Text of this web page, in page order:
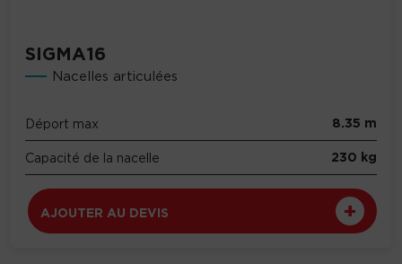
SIGMA16
Nacelles articulées
Déport max 8.35 m
Capacité de la nacelle 230 kg
AJOUTER AU DEVIS